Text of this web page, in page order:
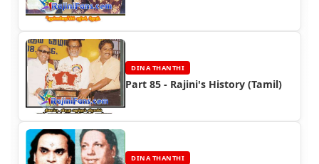
DINA THANTHI
Part 85 - Rajini's History (Tamil)
DINA THANTHI